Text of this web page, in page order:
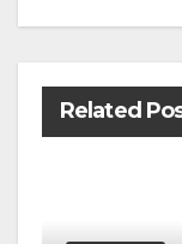
Related